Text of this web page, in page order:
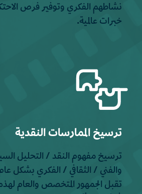
نشاطهم الفكري وتوفير فرص
خبرات عالمية.
ترسيخ الممارسات النقدية
ترسيخ مفهوم النقد / التحليل
والفني / الثقافي / الفكري بشكل
تقبل الجمهور المتخصص والعام لهذه